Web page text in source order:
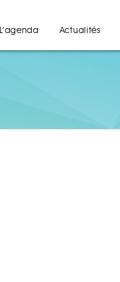
L’agenda Actualités